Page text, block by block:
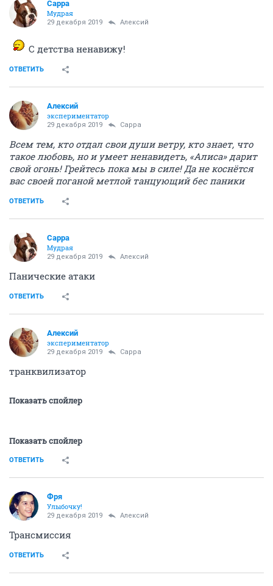
Сарра
Мудрая
29 декабря 2019 Алексий
С детства ненавижу!
ОТВЕТИТЬ
Алексий
экспериментатор
29 декабря 2019 Сарра
Всем тем, кто отдал свои души ветру, кто знает, что
такое любовь, но и умеет ненавидеть, «Алиса» дарит
свой огонь! Грейтесь пока мы в силе! Да не коснётся
вас своей поганой метлой танцующий бес паники
ОТВЕТИТЬ
Сарра
Мудрая
29 декабря 2019 Алексий
Панические атаки
ОТВЕТИТЬ
Алексий
экспериментатор
29 декабря 2019 Сарра
транквилизатор
Показать спойлер
Показать спойлер
ОТВЕТИТЬ
Фря
Улыбочку!
29 декабря 2019 Алексий
Трансмиссия
ОТВЕТИТЬ